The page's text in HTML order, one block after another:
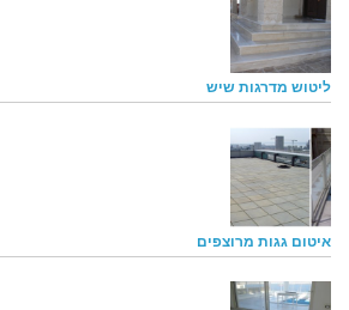
ליטוש מדרגות שיש
איטום גגות מרוצפים